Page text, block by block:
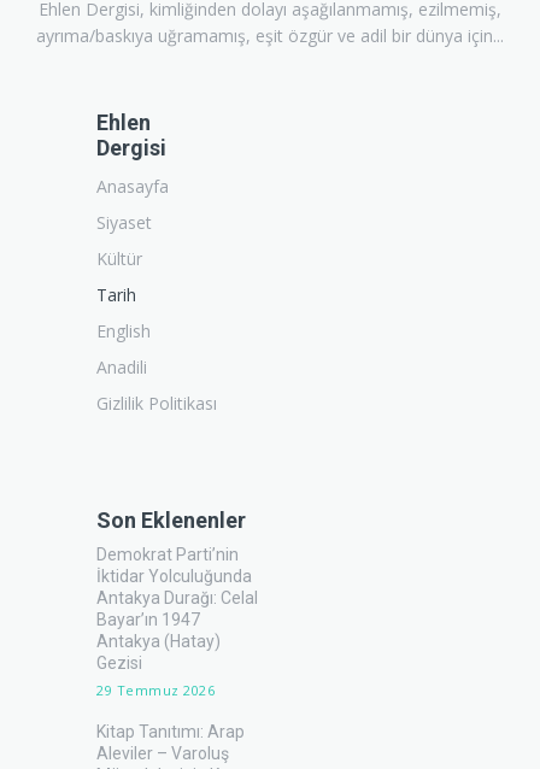
Ehlen Dergisi, kimliğinden dolayı aşağılanmamış, ezilmemiş,
ayrıma/baskıya uğramamış, eşit özgür ve adil bir dünya için...
Ehlen
Dergisi
Anasayfa
Siyaset
Kültür
Tarih
English
Anadili
Gizlilik Politikası
Son Eklenenler
Demokrat Parti’nin
İktidar Yolculuğunda
Antakya Durağı: Celal
Bayar’ın 1947
Antakya (Hatay)
Gezisi
29 Temmuz 2026
Kitap Tanıtımı: Arap
Aleviler – Varoluş